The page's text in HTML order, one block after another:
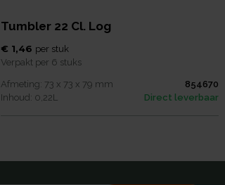
Tumbler 22 Cl. Log
€ 1,46 per stuk
Verpakt per 6 stuks
Afmeting: 73 x 73 x 79 mm
Inhoud: 0,22L
854670
Direct leverbaar